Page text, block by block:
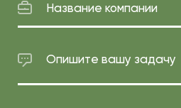
Название компании
Опишите вашу задачу